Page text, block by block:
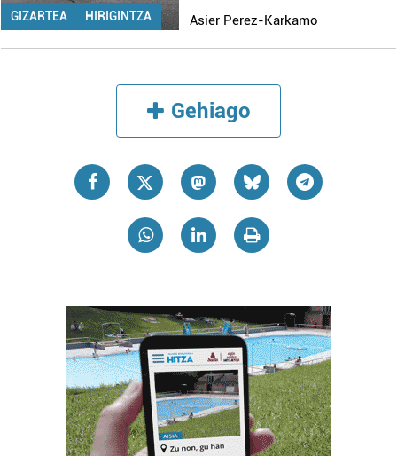
GIZARTEA HIRIGINTZA Asier Perez-Karkamo
Gehiago